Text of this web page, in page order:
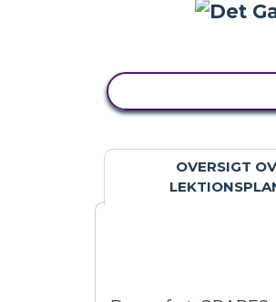
OVERSIGT